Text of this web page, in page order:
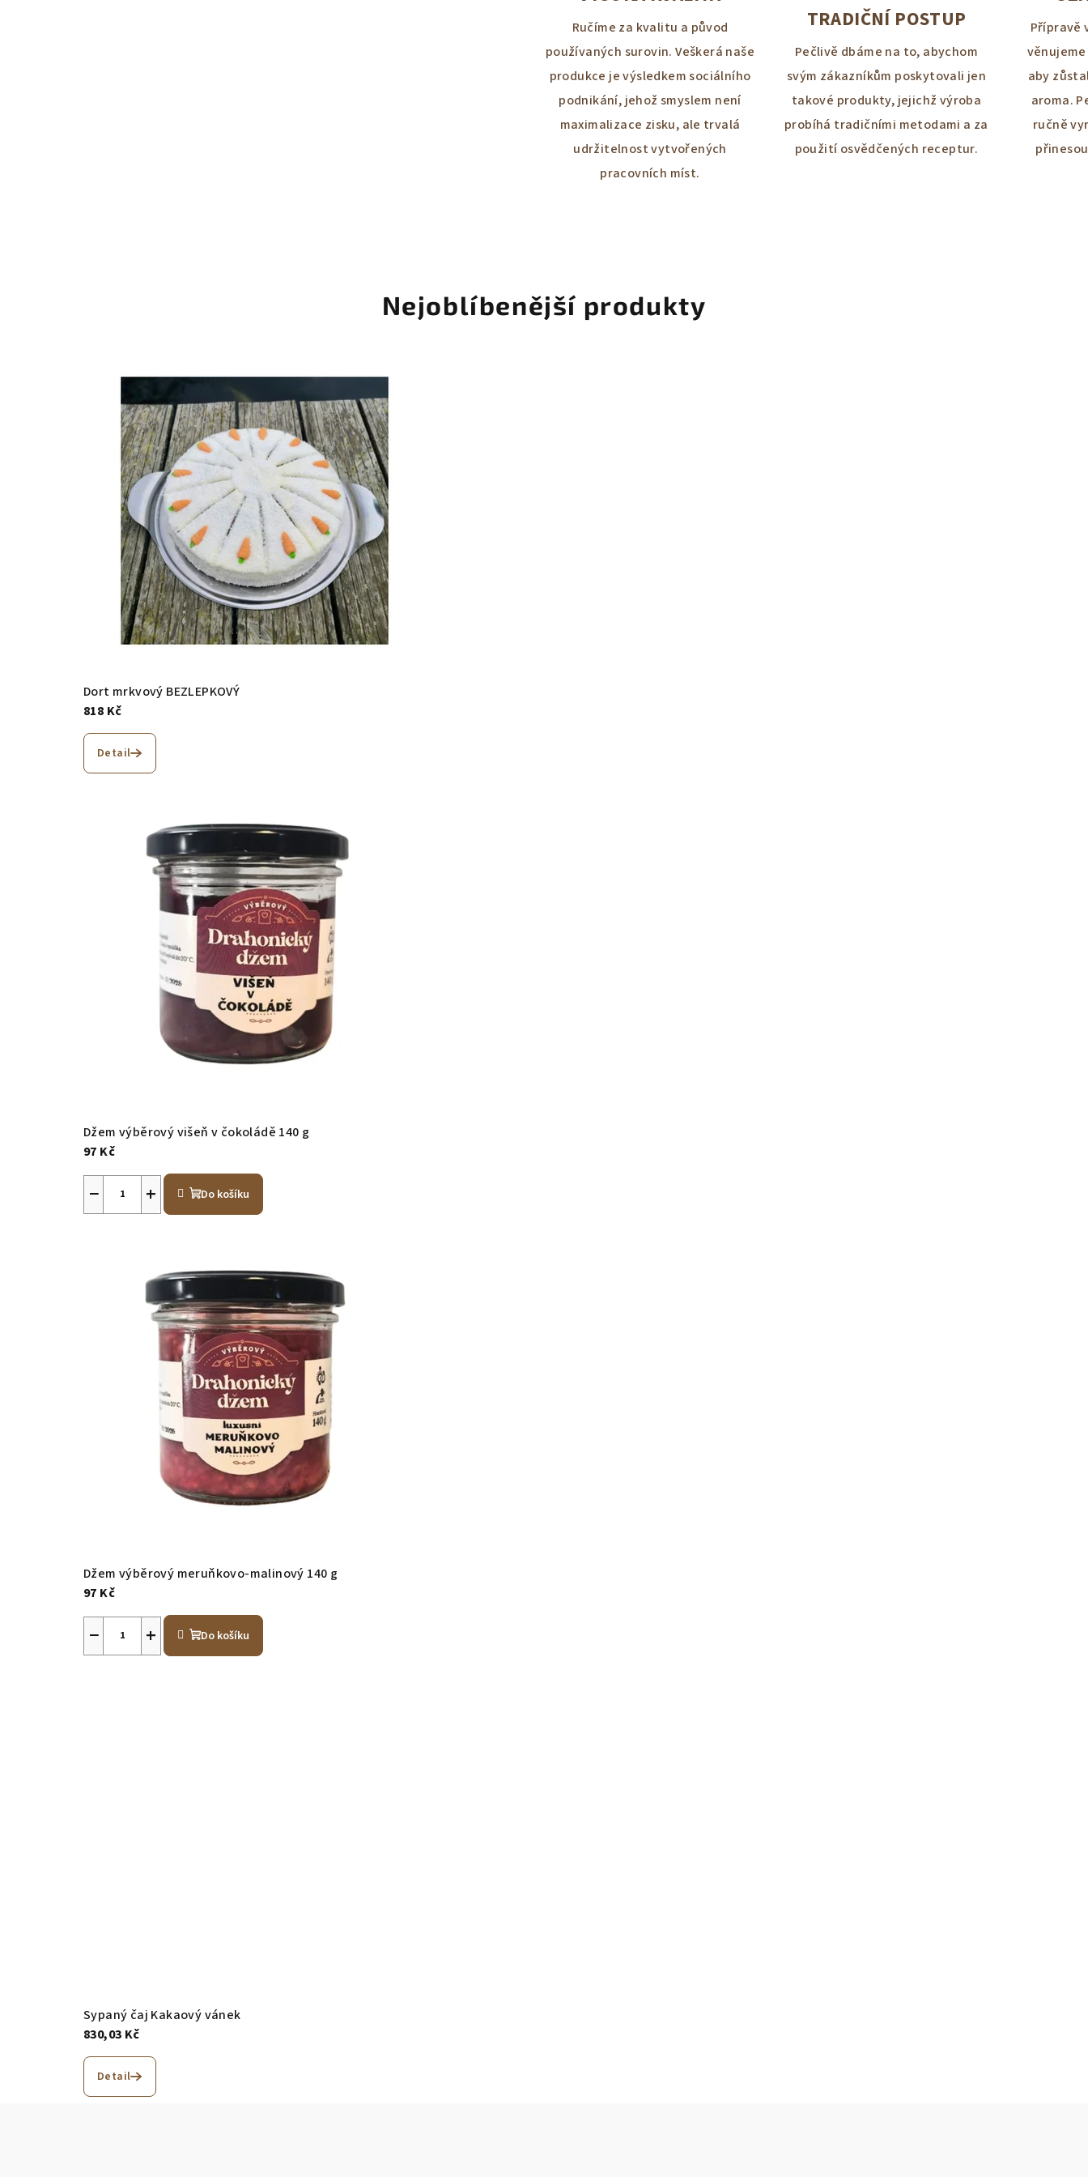
Ručíme za kvalitu a původ
používaných surovin. Veškerá naše
produkce je výsledkem sociálního
podnikání, jehož smyslem není
maximalizace zisku, ale trvalá
udržitelnost vytvořených
pracovních míst.
TRADIČNÍ POSTUP
Pečlivě dbáme na to, abychom
svým zákazníkům poskytovali jen
takové produkty, jejichž výroba
probíhá tradičními metodami a za
použití osvědčených receptur.
Přípravě
aby
aroma.
ručně
Nejoblíbenější produkty
Dort mrkvový BEZLEPKOVÝ
818 Kč
Detail
Džem výběrový višeň v čokoládě 140 g
97 Kč
+
− Do košíku
Džem výběrový meruňkovo-malinový 140 g
97 Kč
+
− Do košíku
Sypaný čaj Kakaový vánek
830,03 Kč
Detail